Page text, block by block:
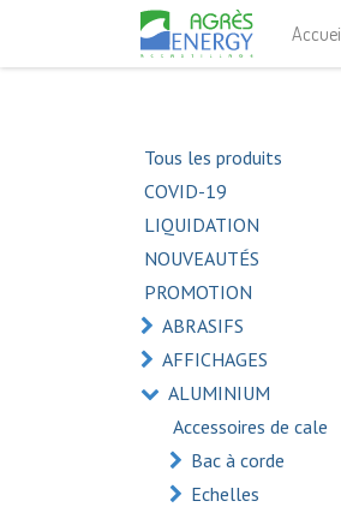
Accueil
Tous les produits
COVID-19
LIQUIDATION
NOUVEAUTÉS
PROMOTION
ABRASIFS
AFFICHAGES
ALUMINIUM
Accessoires de cale
Bac à corde
Echelles